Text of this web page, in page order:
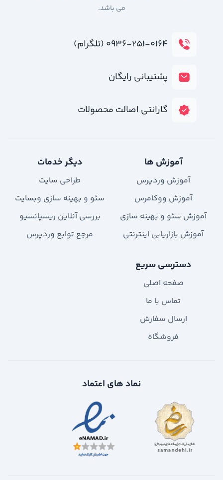
می باشد.
۰۹۳۶-۲۵۱-۰۱۶۴ (تلگرام)
پشتیبانی رایگان
گارانتی اصالت محصولات
آموزش ها
آموزش وردپرس
آموزش ووکامرس
آموزش سئو و بهینه سازی
آموزش بازاریابی اینترنتی
دیگر خدمات
طراحی سایت
سئو و بهینه سازی وبسایت
بررسی آنلاین ریسپانسیو
مرجع توابع وردپرس
دسترسی سریع
صفحه اصلی
تماس با ما
ارسال سفارش
فروشگاه
نماد های اعتماد